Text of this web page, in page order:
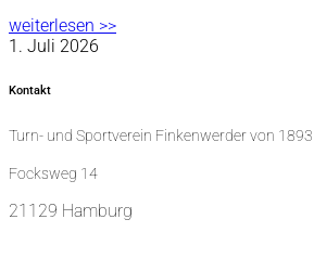
weiterlesen >>
1. Juli 2026
Kontakt
Turn- und Sportverein Finkenwerder von 1893
Focksweg 14
21129 Hamburg